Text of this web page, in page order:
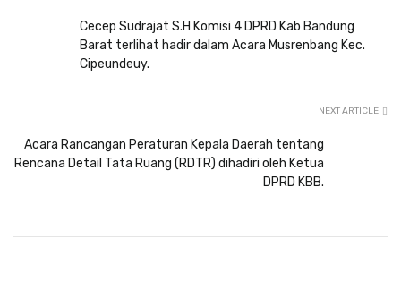
Cecep Sudrajat S.H Komisi 4 DPRD Kab Bandung
Barat terlihat hadir dalam Acara Musrenbang Kec.
Cipeundeuy.
NEXT ARTICLE
Acara Rancangan Peraturan Kepala Daerah tentang
Rencana Detail Tata Ruang (RDTR) dihadiri oleh Ketua
DPRD KBB.